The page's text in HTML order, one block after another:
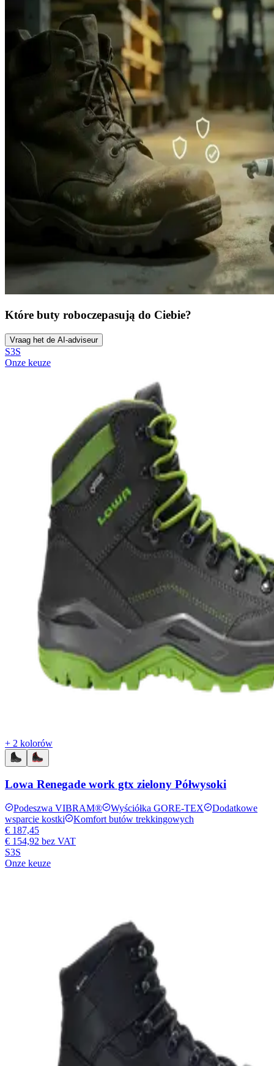
Które buty roboczepasują do Ciebie?
Vraag het de AI-adviseur
S3S
Onze keuze
+ 2 kolorów
Lowa Renegade work gtx zielony Półwysoki
Podeszwa VIBRAM® Wyściółka GORE-TEX
Dodatkowe
wsparcie kostki
Komfort butów trekkingowych
€ 187,45
€ 154,92 bez VAT
S3S
Onze keuze